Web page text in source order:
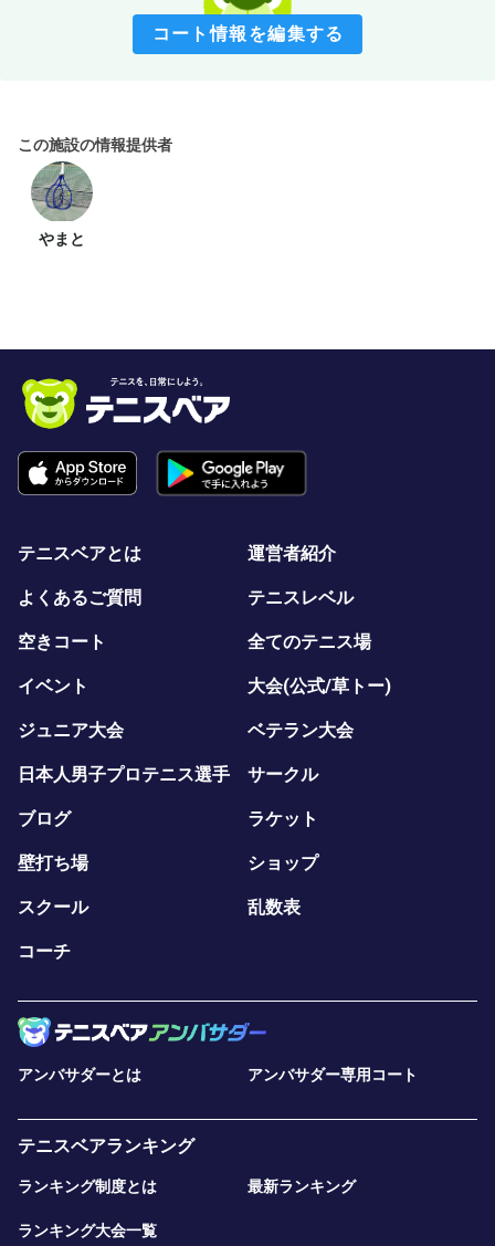
コート情報を編集する
この施設の情報提供者
やまと
テニスベアとは 運営者紹介
よくあるご質問 テニスレベル
空きコート 全てのテニス場
イベント 大会(公式/草トー)
ジュニア大会 ベテラン大会
日本人男子プロテニス選手 サークル
ブログ ラケット
壁打ち場 ショップ
スクール 乱数表
コーチ
アンバサダーとは アンバサダー専用コート
テニスベアランキング
ランキング制度とは 最新ランキング
ランキング大会一覧